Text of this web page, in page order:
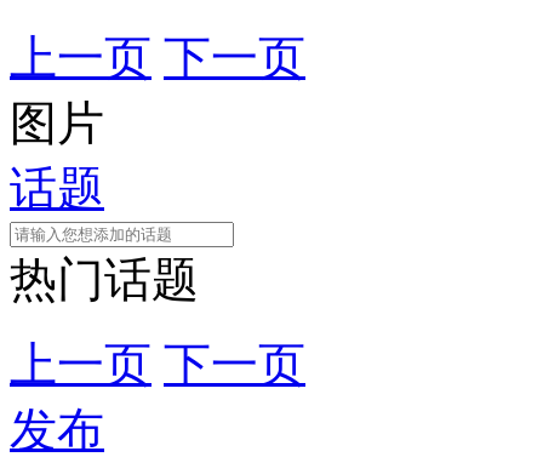
上一页 下一页
图片
话题
热门话题
上一页 下一页
发布